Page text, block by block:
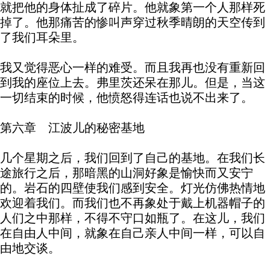
就把他的身体扯成了碎片。他就象第一个人那样死
掉了。他那痛苦的惨叫声穿过秋季晴朗的天空传到
了我们耳朵里。
我又觉得恶心一样的难受。而且我再也没有重新回
到我的座位上去。弗里茨还呆在那儿。但是，当这
一切结束的时候，他愤怒得连话也说不出来了。
第六章 江波儿的秘密基地
几个星期之后，我们回到了自己的基地。在我们长
途旅行之后，那暗黑的山洞好象是愉快而又安宁
的。岩石的四壁使我们感到安全。灯光仿佛热情地
欢迎着我们。而我们也不再象处于戴上机器帽子的
人们之中那样，不得不守口如瓶了。在这儿，我们
在自由人中间，就象在自己亲人中间一样，可以自
由地交谈。